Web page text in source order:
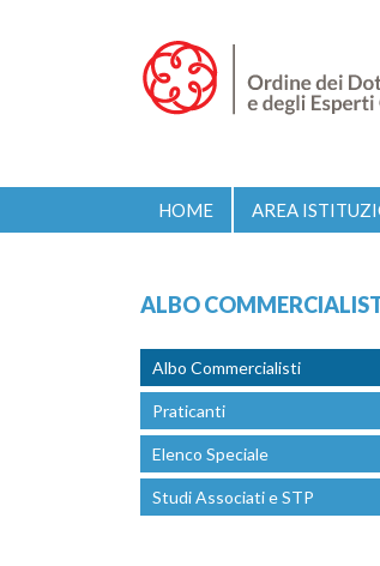
HOME AREA
ALBO
Albo Commercialisti
Praticanti
Elenco Speciale
Studi Associati e STP